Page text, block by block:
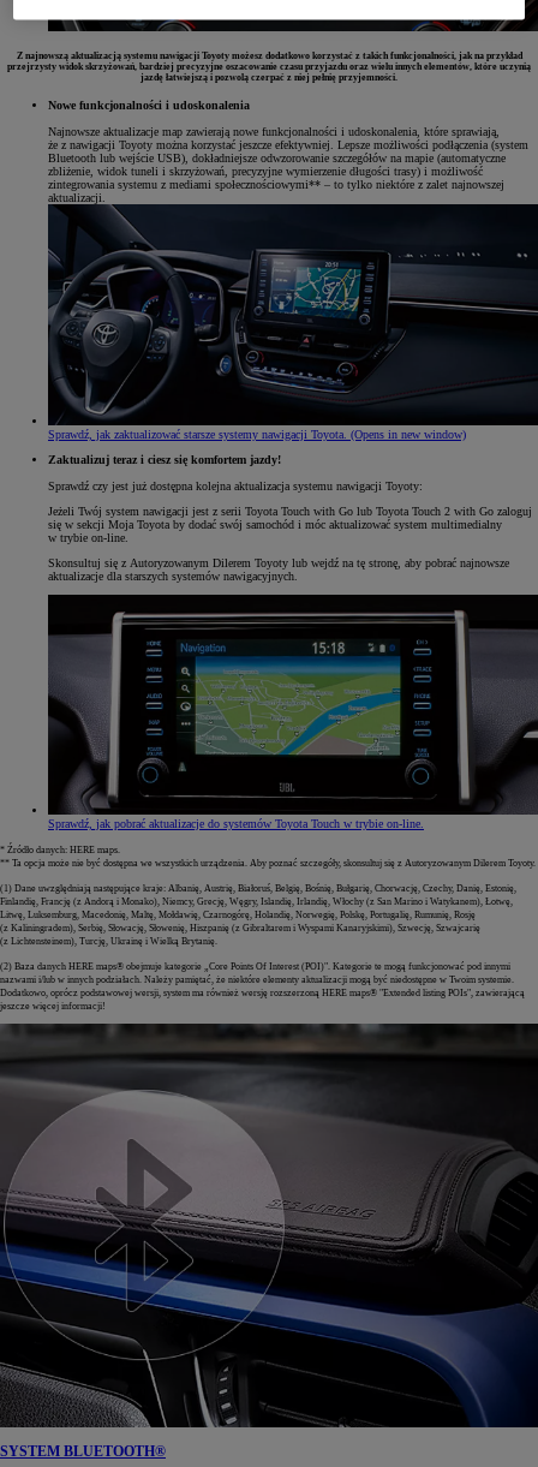
Z najnowszą aktualizacją systemu nawigacji Toyoty możesz dodatkowo korzystać z takich funkcjonalności, jak na przykład
przejrzysty widok skrzyżowań, bardziej precyzyjne oszacowanie czasu przyjazdu oraz wielu innych elementów, które uczynią
jazdę łatwiejszą i pozwolą czerpać z niej pełnię przyjemności.
Nowe funkcjonalności i udoskonalenia
Najnowsze aktualizacje map zawierają nowe funkcjonalności i udoskonalenia, które sprawiają,
że z nawigacji Toyoty można korzystać jeszcze efektywniej. Lepsze możliwości podłączenia (system
Bluetooth lub wejście USB), dokładniejsze odwzorowanie szczegółów na mapie (automatyczne
zbliżenie, widok tuneli i skrzyżowań, precyzyjne wymierzenie długości trasy) i możliwość
zintegrowania systemu z mediami społecznościowymi** – to tylko niektóre z zalet najnowszej
aktualizacji.
Sprawdź, jak zaktualizować starsze systemy nawigacji Toyota. (Opens in new window)
Zaktualizuj teraz i ciesz się komfortem jazdy!
Sprawdź czy jest już dostępna kolejna aktualizacja systemu nawigacji Toyoty:
Jeżeli Twój system nawigacji jest z serii Toyota Touch with Go lub Toyota Touch 2 with Go zaloguj
się w sekcji Moja Toyota by dodać swój samochód i móc aktualizować system multimedialny
w trybie on-line.
Skonsultuj się z Autoryzowanym Dilerem Toyoty lub wejdź na tę stronę, aby pobrać najnowsze
aktualizacje dla starszych systemów nawigacyjnych.
Sprawdź, jak pobrać aktualizacje do systemów Toyota Touch w trybie on-line.
* Źródło danych: HERE maps.
** Ta opcja może nie być dostępna we wszystkich urządzenia. Aby poznać szczegóły, skonsultuj się z Autoryzowanym Dilerem Toyoty.
(1) Dane uwzględniają następujące kraje: Albanię, Austrię, Białoruś, Belgię, Bośnię, Bułgarię, Chorwację, Czechy, Danię, Estonię,
Finlandię, Francję (z Andorą i Monako), Niemcy, Grecję, Węgry, Islandię, Irlandię, Włochy (z San Marino i Watykanem), Łotwę,
Litwę, Luksemburg, Macedonię, Maltę, Mołdawię, Czarnogórę, Holandię, Norwegię, Polskę, Portugalię, Rumunię, Rosję
(z Kaliningradem), Serbię, Słowację, Słowenię, Hiszpanię (z Gibraltarem i Wyspami Kanaryjskimi), Szwecję, Szwajcarię
(z Lichtensteinem), Turcję, Ukrainę i Wielką Brytanię.
(2) Baza danych HERE maps® obejmuje kategorie „Core Points Of Interest (POI)". Kategorie te mogą funkcjonować pod innymi
nazwami i/lub w innych podziałach. Należy pamiętać, że niektóre elementy aktualizacji mogą być niedostępne w Twoim systemie.
Dodatkowo, oprócz podstawowej wersji, system ma również wersję rozszerzoną HERE maps® "Extended listing POIs", zawierającą
jeszcze więcej informacji!
SYSTEM BLUETOOTH®